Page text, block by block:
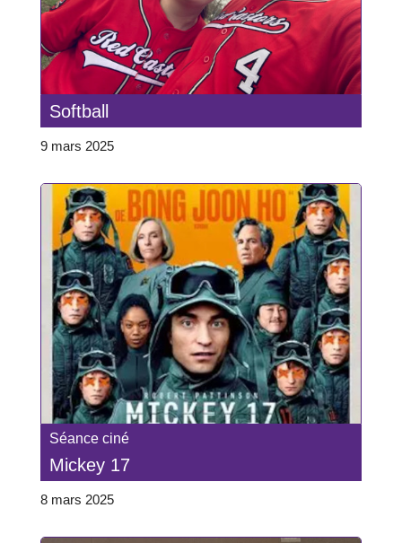
Softball
9 mars 2025
Séance ciné
Mickey 17
8 mars 2025